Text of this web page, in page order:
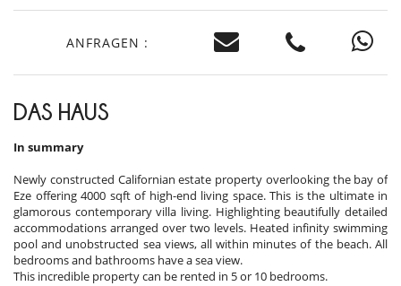
ANFRAGEN :
DAS HAUS
In summary
Newly constructed Californian estate property overlooking the bay of
Eze offering 4000 sqft of high-end living space. This is the ultimate in
glamorous contemporary villa living. Highlighting beautifully detailed
accommodations arranged over two levels. Heated infinity swimming
pool and unobstructed sea views, all within minutes of the beach. All
bedrooms and bathrooms have a sea view.
This incredible property can be rented in 5 or 10 bedrooms.